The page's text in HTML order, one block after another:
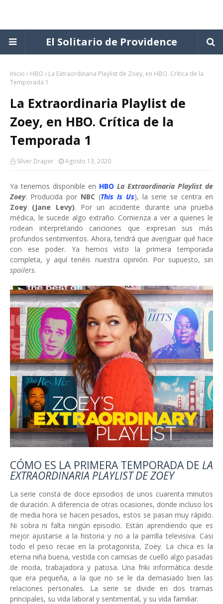
El Solitario de Providence
Inicio HBO
La Extraordinaria Playlist de Zoey, en HBO. Crítica de la
Temporada 1
La Extraordinaria Playlist de
Zoey, en HBO. Crítica de la
Temporada 1
Silver Draper Agosto 13, 2020
Ya tenemos disponible en HBO La Extraordinaria Playlist de
Zoey. Producida por NBC (This Is Us), la serie se centra en
Zoey (Jane Levy). Por un accidente durante una prueba
médica, le sucede algo extraño. Comienza a ver a quienes le
rodean interpretando canciones que expresan sus más
profundos sentimientos. Ahora, tendrá que averiguar qué hace
con ese poder. Ya hemos visto la primera temporada
completa, y aquí tenéis nuestra opinión. Por supuesto, sin
spoilers.
CÓMO ES LA PRIMERA TEMPORADA DE LA
EXTRAORDINARIA PLAYLIST DE ZOEY
La serie consta de doce episodios de unos cuarenta minutos
de duración. A diferencia de otras ocasiones, donde incluso los
de media hora se hacen pesados, estos se pasan muy rápido.
Ni sobra ni falta ningún episodio. Están aprendiendo que es
mejor ajustarse a la historia y no a la parrilla televisiva. Casi
todo el peso recae en la protagonista, Zoey. La chica es la
eterna niña buena, vestida con camisas de cuello algo pasadas
de moda, trabajadora y patosa. Una friki informática desde
que era pequeña, a la que no se le da demasiado bien las
relaciones personales. La serie se divide en dos tramas
principales, su vida laboral y sentimental, y su vida familiar.